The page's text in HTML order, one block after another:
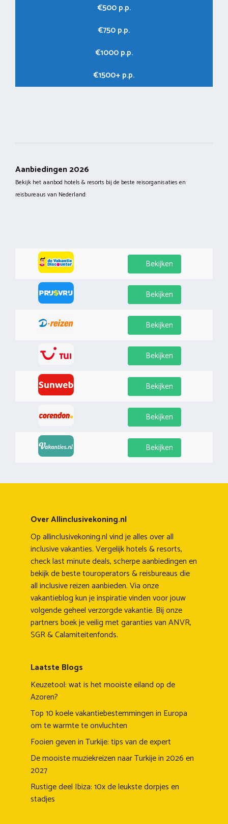
€500 p.p.
€750 p.p.
€1000 p.p.
€1500+ p.p.
Aanbiedingen 2026
Bekijk het aanbod hotels & resorts bij de beste reisorganisaties en
reisbureaus van Nederland:
Bekijken
Bekijken
Bekijken
Bekijken
Bekijken
Bekijken
Bekijken
Over Allinclusivekoning.nl
Op allinclusivekoning.nl vind je alles over all
inclusive vakanties. Vergelijk hotels & resorts,
check last minute deals, scherpe aanbiedingen en
bekijk de beste touroperators & reisbureaus die
all inclusive reizen aanbieden. Via onze
vakantieblog kun je inspiratie vinden voor jouw
volgende geheel verzorgde vakantie. Bij onze
partners boek je veilig met garanties van ANVR,
SGR & Calamiteitenfonds.
Laatste Blogs
Keuzetool: wat is het mooiste eiland op de
Azoren?
Top 10 koele vakantiebestemmingen in Europa
om te warmte te onvluchten
Fooien geven in Turkije: tips van de expert
De mooiste muziekreizen naar Turkije in 2026 en
2027
Rustige deel Ibiza: 10x de leukste dorpjes en
stadjes